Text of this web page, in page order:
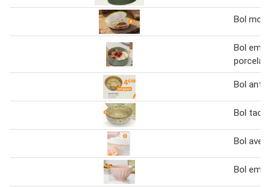
Bol
Bol
Bol
Bol
Bol
Bol